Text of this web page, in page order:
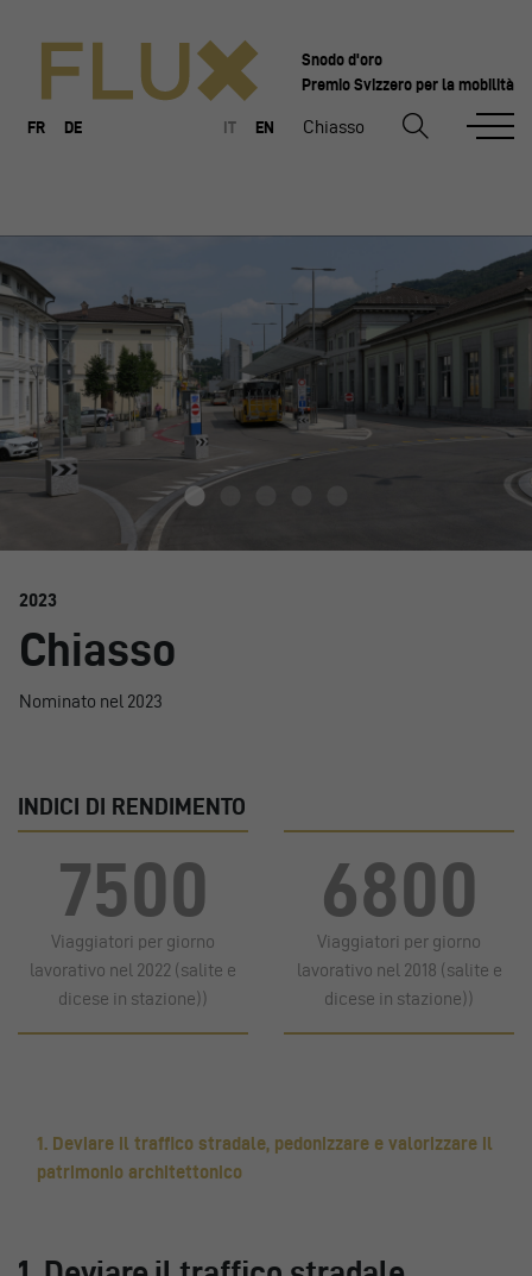
Snodo d'oro
Premio Svizzero per la mobilità
FR DE IT EN Chiasso
2023
Chiasso
Nominato nel 2023
INDICI DI RENDIMENTO
7500
Viaggiatori per giorno
lavorativo nel 2022 (salite e
dicese in stazione))
6800
Viaggiatori per giorno
lavorativo nel 2018 (salite e
dicese in stazione))
1. Deviare il traffico stradale, pedonizzare e valorizzare il
patrimonio architettonico